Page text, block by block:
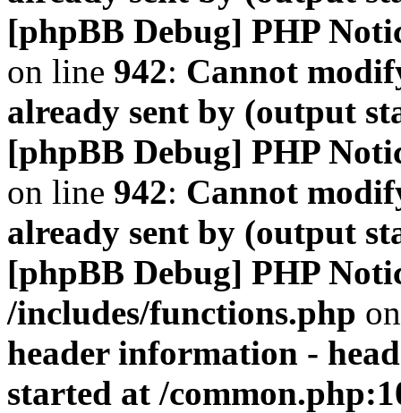
[phpBB Debug] PHP
on line 942: Cannot
already sent by (output
[phpBB Debug] PHP
on line 942: Cannot
already sent by (output
[phpBB Debug] PHP
/includes/functions.php
header information -
started at /